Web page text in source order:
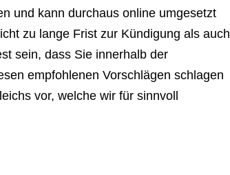
und kann durchaus online umgesetzt
zu lange Frist zur Kündigung als auch
sein, dass Sie innerhalb der
empfohlenen Vorschlägen schlagen
vor, welche wir für sinnvoll